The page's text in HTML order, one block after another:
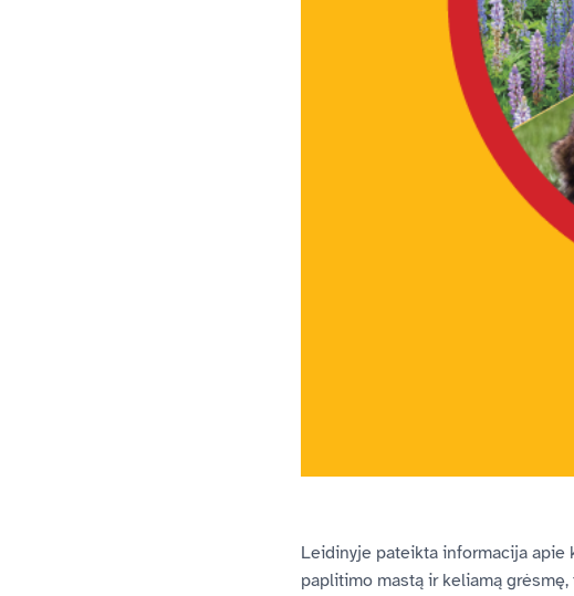
Leidinyje pateikta informacija
paplitimo mastą ir keliamą